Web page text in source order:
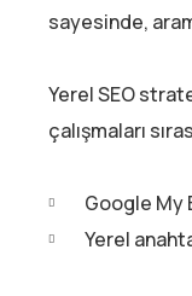
sayesinde,
Yerel SEO
çalışmaları
Google My
Yerel